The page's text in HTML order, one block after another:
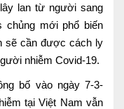
tôi
lan từ người sang
chủng mới phổ biến
sẽ cần được cách ly
nhiễm Covid-19.
bố vào ngày 7-3-
tại Việt Nam vẫn